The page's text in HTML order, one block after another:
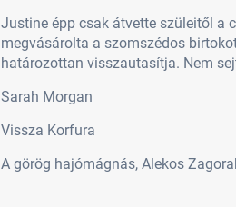
Justine épp csak átvette szüleitől a
megvásárolta a szomszédos
határozottan visszautasítja. Nem
Sarah Morgan
Vissza Korfura
A görög hajómágnás, Alekos